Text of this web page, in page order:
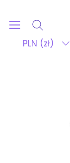
PLN (zł)